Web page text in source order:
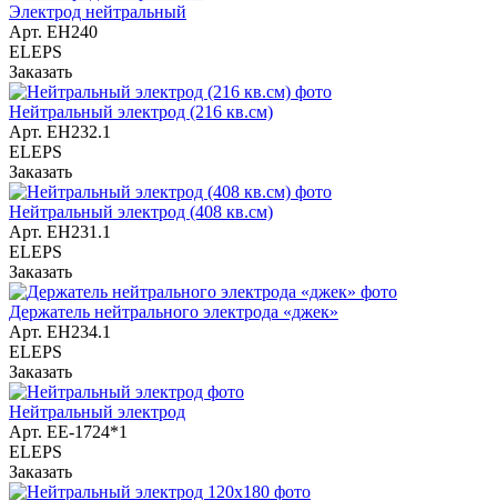
Электрод нейтральный
Арт. EH240
ELEPS
Заказать
Нейтральный электрод (216 кв.см)
Арт. EH232.1
ELEPS
Заказать
Нейтральный электрод (408 кв.см)
Арт. EH231.1
ELEPS
Заказать
Держатель нейтрального электрода «джек»
Арт. EH234.1
ELEPS
Заказать
Нейтральный электрод
Арт. ЕЕ-1724*1
ELEPS
Заказать